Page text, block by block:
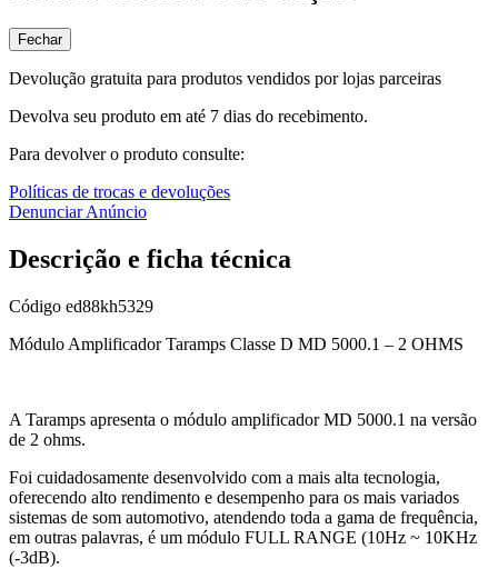
Fechar
Devolução gratuita para produtos vendidos por lojas parceiras
Devolva seu produto em até 7 dias do recebimento.
Para devolver o produto consulte:
Políticas de trocas e devoluções
Denunciar Anúncio
Descrição e ficha técnica
Código ed88kh5329
Módulo Amplificador Taramps Classe D MD 5000.1 – 2 OHMS
A Taramps apresenta o módulo amplificador MD 5000.1 na versão
de 2 ohms.
Foi cuidadosamente desenvolvido com a mais alta tecnologia,
oferecendo alto rendimento e desempenho para os mais variados
sistemas de som automotivo, atendendo toda a gama de frequência,
em outras palavras, é um módulo FULL RANGE (10Hz ~ 10KHz
(-3dB).